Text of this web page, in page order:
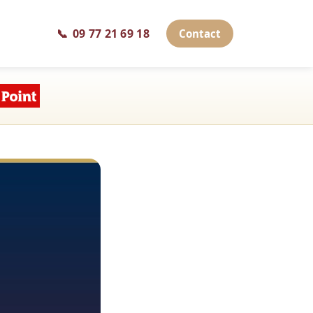
📞 09 77 21 69 18 Contact